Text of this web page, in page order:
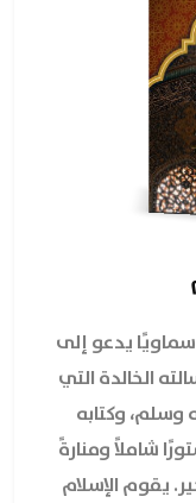
سماويًا يدعو إلى
الخالدة التي
وسلم، وكتابه
شاملاً ومنارةً
يقوم الإسلام